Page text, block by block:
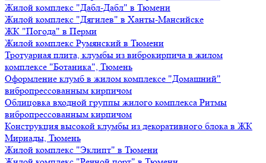
Жилой комплекс "Дабл-Дабл" в Тюмени
Жилой комплекс "Дягилев" в Ханты-Мансийске
ЖК "Погода" в Перми
Жилой комплекс Румянский в Тюмени
Тротуарная плита, клумбы из виброкирпича в жилом
комплексе "Ботаника", Тюмень
Оформление клумб в жилом комплексе "Домашний"
вибропрессованным кирпичом
Облицовка входной группы жилого комплекса Ритмы
вибропрессованным кирпичом
Конструкция высокой клумбы из декоративного блока в ЖК
Мириады, Тюмень
Жилой комплекс "Эклипт" в Тюмени